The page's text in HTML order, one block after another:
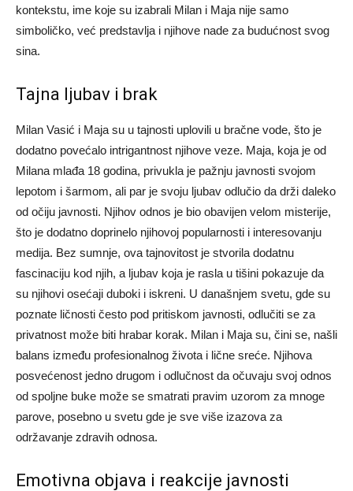
kontekstu, ime koje su izabrali Milan i Maja nije samo
simboličko, već predstavlja i njihove nade za budućnost svog
sina.
Tajna ljubav i brak
Milan Vasić i Maja su u tajnosti uplovili u bračne vode, što je
dodatno povećalo intrigantnost njihove veze. Maja, koja je od
Milana mlađa 18 godina, privukla je pažnju javnosti svojom
lepotom i šarmom, ali par je svoju ljubav odlučio da drži daleko
od očiju javnosti. Njihov odnos je bio obavijen velom misterije,
što je dodatno doprinelo njihovoj popularnosti i interesovanju
medija. Bez sumnje, ova tajnovitost je stvorila dodatnu
fascinaciju kod njih, a ljubav koja je rasla u tišini pokazuje da
su njihovi osećaji duboki i iskreni. U današnjem svetu, gde su
poznate ličnosti često pod pritiskom javnosti, odlučiti se za
privatnost može biti hrabar korak. Milan i Maja su, čini se, našli
balans između profesionalnog života i lične sreće. Njihova
posvećenost jedno drugom i odlučnost da očuvaju svoj odnos
od spoljne buke može se smatrati pravim uzorom za mnoge
parove, posebno u svetu gde je sve više izazova za
održavanje zdravih odnosa.
Emotivna objava i reakcije javnosti